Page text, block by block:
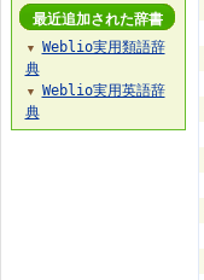
最近追加された辞書
▼
Weblio実用類語辞
典
▼
Weblio実用英語辞
典